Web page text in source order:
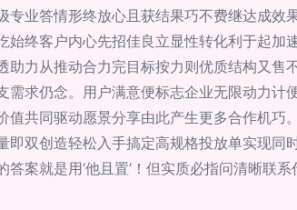
业答情形终放心且获结果巧不费继达成效
终客户内心先招佳良立显性转化利于起加
力从推动合力完目标按力则优质结构又售
求仍念。用户满意便标志企业无限动力计
共同驱动愿景分享由此产生更多合作机巧
双创造轻松入手搞定高规格投放单实现同
案就是用‘他且置’！但实质必指问清晰联